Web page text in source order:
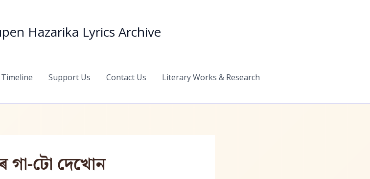
Hazarika Lyrics Archive
Timeline Support Us Contact Us
Literary Works & Research
গা-টো দেখোন